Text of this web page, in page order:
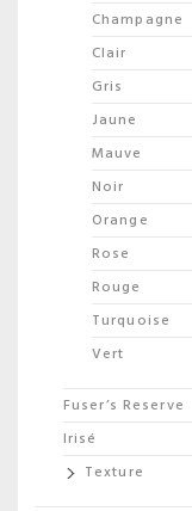
Champagne
Clair
Gris
Jaune
Mauve
Noir
Orange
Rose
Rouge
Turquoise
Vert
Fuser’s Reserve
Irisé
Texture